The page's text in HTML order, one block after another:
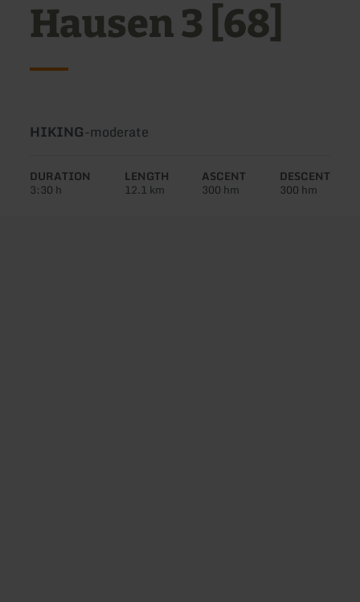
Hausen 3 [68]
Type
tour:
HIKING-Difficulty:
moderate
DURATION
3:30 h
LENGTH
12.1 km
ASCENT
300 hm
DESCENT
300 hm